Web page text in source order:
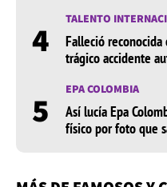
4 TALENTO
Falleció
trágico accidente
5 EPA COLOMBIA
Así lucía Epa
físico por foto que